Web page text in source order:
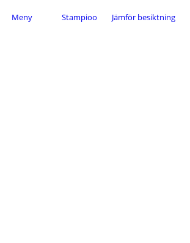
Meny Stampioo Jämför besiktning